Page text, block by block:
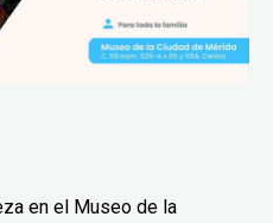
en el Museo de la